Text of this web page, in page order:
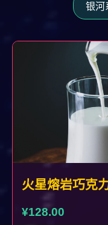
银河
火星熔岩巧克
¥128.00